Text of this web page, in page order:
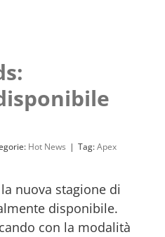
Hot News | Tag:Apex
nuova stagione di
disponibile.
con la modalità